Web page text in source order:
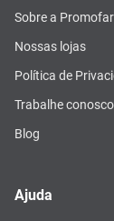
Sobre a
Nossas lojas
Política de
Trabalhe conosco
Blog
Ajuda